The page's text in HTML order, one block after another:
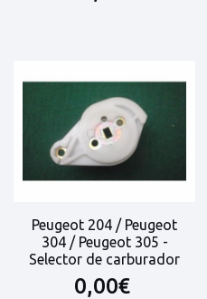
Peugeot 204 / Peugeot
304 / Peugeot 305 -
Selector de carburador
0,00€